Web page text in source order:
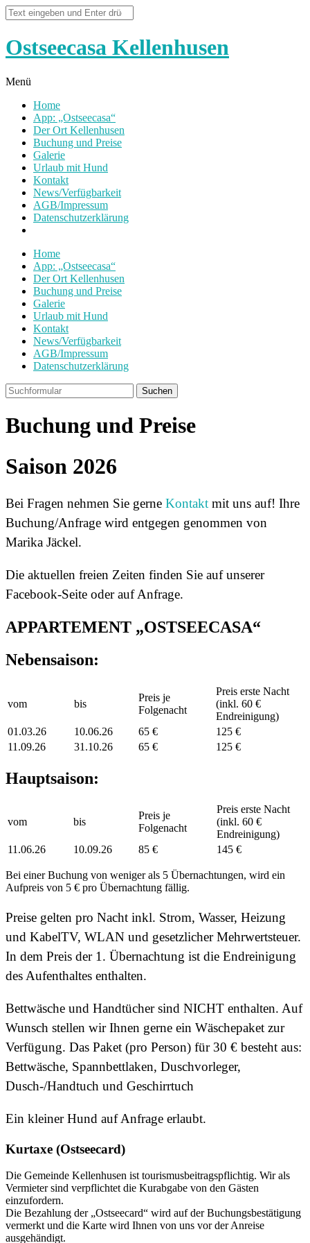
Ostseecasa Kellenhusen
Menü
Home
App: „Ostseecasa“
Der Ort Kellenhusen
Buchung und Preise
Galerie
Urlaub mit Hund
Kontakt
News/Verfügbarkeit
AGB/Impressum
Datenschutzerklärung
Home
App: „Ostseecasa“
Der Ort Kellenhusen
Buchung und Preise
Galerie
Urlaub mit Hund
Kontakt
News/Verfügbarkeit
AGB/Impressum
Datenschutzerklärung
Buchung und Preise
Saison 2026
Bei Fragen nehmen Sie gerne Kontakt mit uns auf! Ihre
Buchung/Anfrage wird entgegen genommen von
Marika Jäckel.
Die aktuellen freien Zeiten finden Sie auf unserer
Facebook-Seite oder auf Anfrage.
APPARTEMENT „OSTSEECASA“
Nebensaison:
vom bis
Preis je
Folgenacht
Preis erste Nacht
(inkl. 60 €
Endreinigung)
01.03.26
10.06.26 65 €
125 €
11.09.26
31.10.26 65 € 125 €
Hauptsaison:
vom bis
Preis je
Folgenacht
Preis erste Nacht
(inkl. 60 €
Endreinigung)
11.06.26
10.09.26 85 € 145 €
Bei einer Buchung von weniger als 5 Übernachtungen, wird ein
Aufpreis von 5 € pro Übernachtung fällig.
Preise gelten pro Nacht inkl. Strom, Wasser, Heizung
und KabelTV, WLAN und gesetzlicher Mehrwertsteuer.
In dem Preis der 1. Übernachtung ist die Endreinigung
des Aufenthaltes enthalten.
Bettwäsche und Handtücher sind NICHT enthalten. Auf
Wunsch stellen wir Ihnen gerne ein Wäschepaket zur
Verfügung. Das Paket (pro Person) für 30 € besteht aus:
Bettwäsche, Spannbettlaken, Duschvorleger,
Dusch-/Handtuch und Geschirrtuch
Ein kleiner Hund auf Anfrage erlaubt.
Kurtaxe (Ostseecard)
Die Gemeinde Kellenhusen ist tourismusbeitragspflichtig. Wir als
Vermieter sind verpflichtet die Kurabgabe von den Gästen
einzufordern.
Die Bezahlung der „Ostseecard“ wird auf der Buchungsbestätigung
vermerkt und die Karte wird Ihnen von uns vor der Anreise
ausgehändigt.